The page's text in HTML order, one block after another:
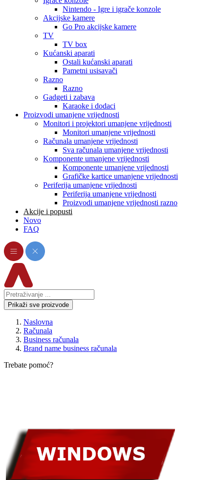
Nintendo - Igre i igrače konzole
Akcijske kamere
Go Pro akcijske kamere
TV
TV box
Kućanski aparati
Ostali kućanski aparati
Pametni usisavači
Razno
Razno
Gadgeti i zabava
Karaoke i dodaci
Proizvodi umanjene vrijednosti
Monitori i projektori umanjene vrijednosti
Monitori umanjene vrijednosti
Računala umanjene vrijednosti
Sva računala umanjene vrijednosti
Komponente umanjene vrijednosti
Komponente umanjene vrijednosti
Grafičke kartice umanjene vrijednosti
Periferija umanjene vrijednosti
Periferija umanjene vrijednosti
Proizvodi umanjene vrijednosti razno
Akcije i popusti
Novo
FAQ
Prikaži sve proizvode
Naslovna
Računala
Business računala
Brand name business računala
Trebate pomoć?